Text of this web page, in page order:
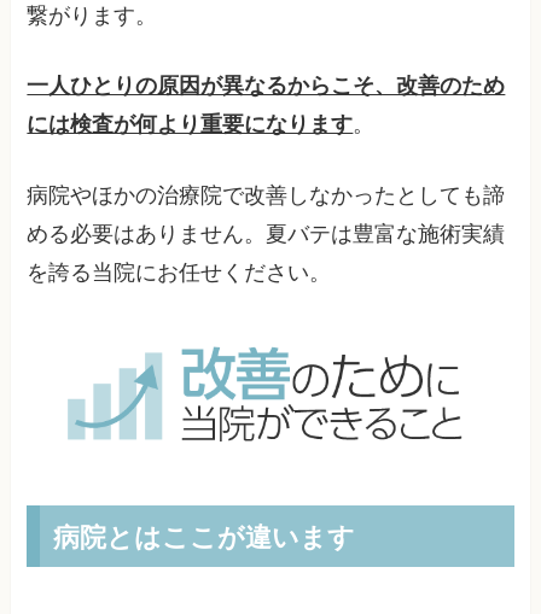
繋がります。
一人ひとりの原因が異なるからこそ、改善のため
には検査が何より重要になります。
病院やほかの治療院で改善しなかったとしても諦
める必要はありません。夏バテは豊富な施術実績
を誇る当院にお任せください。
病院とはここが違います